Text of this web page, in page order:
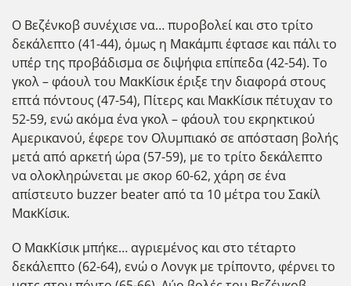
Ο Βεζένκοβ συνέχισε να… πυροβολεί και στο τρίτο
δεκάλεπτο (41-44), όμως η Μακάμπι έφτασε και πάλι το
υπέρ της προβάδισμα σε διψήφια επίπεδα (42-54). Το
γκολ – φάουλ του ΜακΚίσικ έριξε την διαφορά στους
επτά πόντους (47-54), Πίτερς και ΜακΚίσικ πέτυχαν το
52-59, ενώ ακόμα ένα γκολ – φάουλ του εκρηκτικού
Αμερικανού, έφερε τον Ολυμπιακό σε απόσταση βολής
μετά από αρκετή ώρα (57-59), με το τρίτο δεκάλεπτο
να ολοκληρώνεται με σκορ 60-62, χάρη σε ένα
απίστευτο buzzer beater από τα 10 μέτρα του Σακίλ
ΜακΚίσικ.
Ο ΜακΚίσικ μπήκε… αγριεμένος και στο τέταρτο
δεκάλεπτο (62-64), ενώ ο Λονγκ με τρίποντο, φέρνει το